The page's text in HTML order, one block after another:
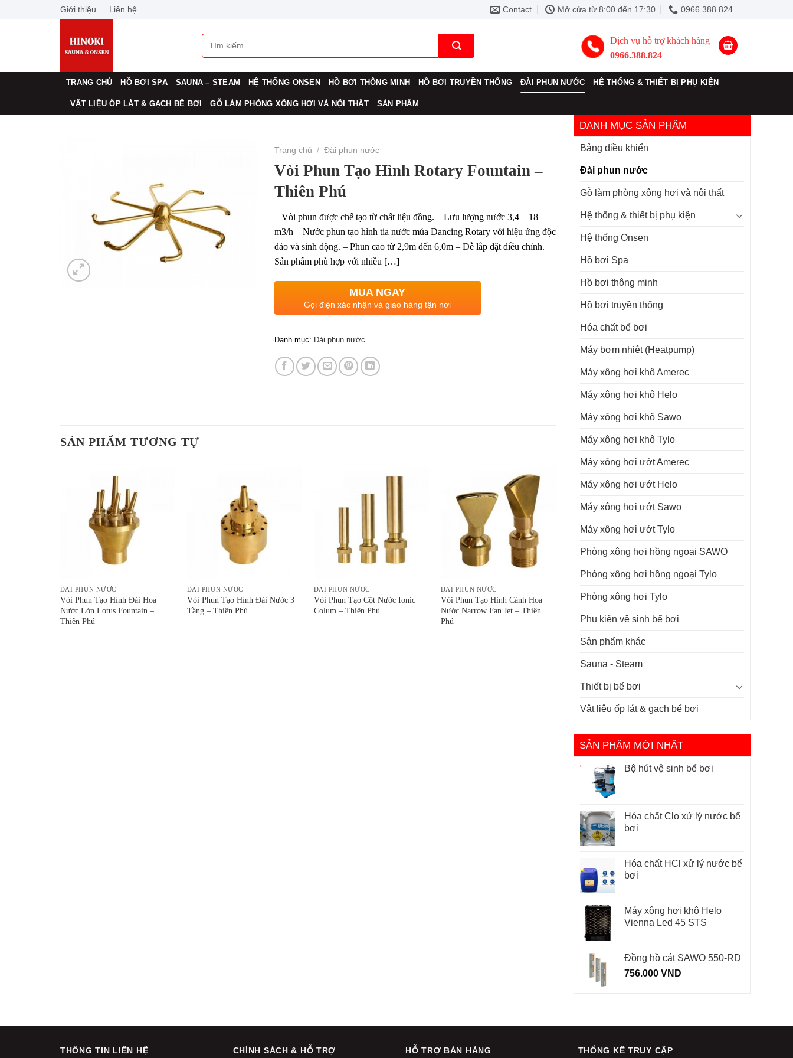
Giới thiệu Liên hệ Contact Mở cửa từ 8:00 đến 17:30 0966.388.824
Tìm
kiếm:
Dịch vụ hỗ trợ khách hàng
0966.388.824
TRANG CHỦ HỒ BƠI SPA SAUNA – STEAM HỆ THỐNG ONSEN HỒ BƠI THÔNG MINH HỒ BƠI TRUYỀN THỐNG ĐÀI PHUN NƯỚC HỆ THỐNG & THIẾT BỊ PHỤ KIỆN
VẬT LIỆU ỐP LÁT & GẠCH BỂ BƠI GỖ LÀM PHÒNG XÔNG HƠI VÀ NỘI THẤT SẢN PHẨM
DANH MỤC SẢN PHẨM
Bảng điều khiển
Đài phun nước
Gỗ làm phòng xông hơi và nội thất
Hệ thống & thiết bị phụ kiện
Hệ thống Onsen
Hồ bơi Spa
Hồ bơi thông minh
Hồ bơi truyền thống
Hóa chất bể bơi
Máy bơm nhiệt (Heatpump)
Máy xông hơi khô Amerec
Máy xông hơi khô Helo
Máy xông hơi khô Sawo
Máy xông hơi khô Tylo
Máy xông hơi ướt Amerec
Máy xông hơi ướt Helo
Máy xông hơi ướt Sawo
Máy xông hơi ướt Tylo
Phòng xông hơi hồng ngoại SAWO
Phòng xông hơi hồng ngoại Tylo
Phòng xông hơi Tylo
Phụ kiện vệ sinh bể bơi
Sản phẩm khác
Sauna - Steam
Thiết bị bể bơi
Vật liệu ốp lát & gạch bể bơi
SẢN PHẨM MỚI NHẤT
Bộ hút vệ sinh bể bơi
Hóa chất Clo xử lý nước bể
bơi
Hóa chất HCl xử lý nước bể
bơi
Máy xông hơi khô Helo
Vienna Led 45 STS
Đồng hồ cát SAWO 550-RD
756.000 VND
Trang chủ / Đài phun nước
Vòi Phun Tạo Hình Rotary Fountain –
Thiên Phú
– Vòi phun được chế tạo từ chất liệu đồng. – Lưu lượng nước 3,4 – 18
m3/h – Nước phun tạo hình tia nước múa Dancing Rotary với hiệu ứng độc
đáo và sinh động. – Phun cao từ 2,9m đến 6,0m – Dễ lắp đặt điều chỉnh.
Sản phẩm phù hợp với nhiều […]
MUA NGAY
Gọi điện xác nhận và giao hàng tận nơi
Danh mục: Đài phun nước
SẢN PHẨM TƯƠNG TỰ
ĐÀI PHUN NƯỚC
Vòi Phun Tạo Hình Đài Hoa
Nước Lớn Lotus Fountain –
Thiên Phú
ĐÀI PHUN NƯỚC
Vòi Phun Tạo Hình Đài Nước 3
Tầng – Thiên Phú
ĐÀI PHUN NƯỚC
Vòi Phun Tạo Cột Nước Ionic
Colum – Thiên Phú
ĐÀI PHUN NƯỚC
Vòi Phun Tạo Hình Cánh Hoa
Nước Narrow Fan Jet – Thiên
Phú
THÔNG TIN LIÊN HỆ CHÍNH SÁCH & HỖ TRỢ HỖ TRỢ BÁN HÀNG THỐNG KÊ TRUY CẬP